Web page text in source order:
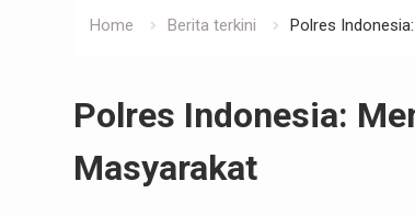
Home Berita terkini Polres
Polres Indonesia:
Masyarakat